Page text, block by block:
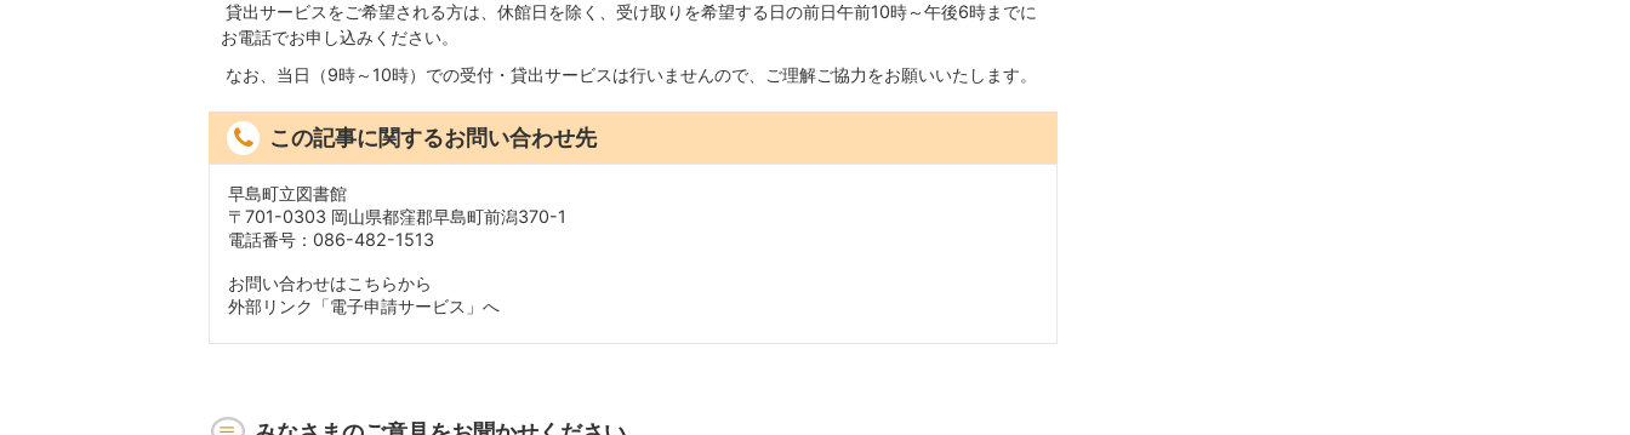
貸出サービスをご希望される方は、休館日を除く、受け取りを希望する日の前日午前10時～午後6時までに
お電話でお申し込みください。
なお、当日（9時～10時）での受付・貸出サービスは行いませんので、ご理解ご協力をお願いいたします。
この記事に関するお問い合わせ先
早島町立図書館
〒701-0303 岡山県都窪郡早島町前潟370-1
電話番号：086-482-1513
お問い合わせはこちらから
外部リンク「電子申請サービス」へ